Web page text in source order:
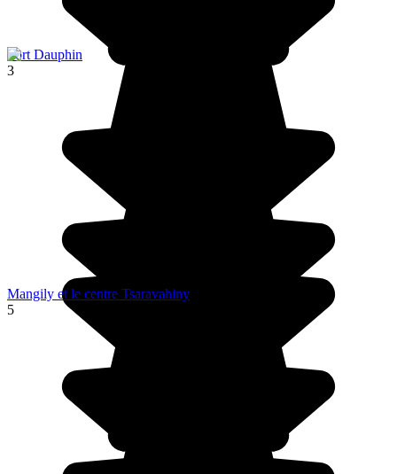
Fort Dauphin
3
Mangily et le centre Tsaravahiny
5